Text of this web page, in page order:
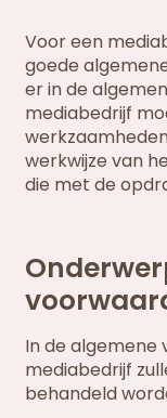
Voor een
goede
er in de
mediabedrijf
werkwijze van
die met de
In de algemene
mediabedrijf
behandeld